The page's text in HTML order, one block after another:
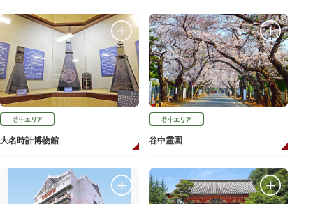
谷中エリア
大名時計博物館
谷中エリア
谷中霊園